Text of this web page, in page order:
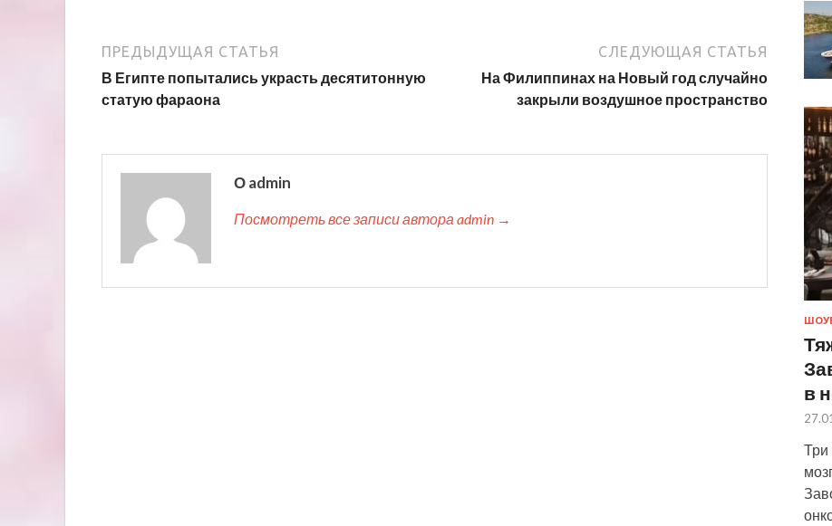
ПРЕДЫДУЩАЯ СТАТЬЯ
В Египте попытались украсть десятитонную
статую фараона
СЛЕДУЮЩАЯ СТАТЬЯ
На Филиппинах на Новый год случайно
закрыли воздушное пространство
О admin
Посмотреть все записи автора admin →
в
Три